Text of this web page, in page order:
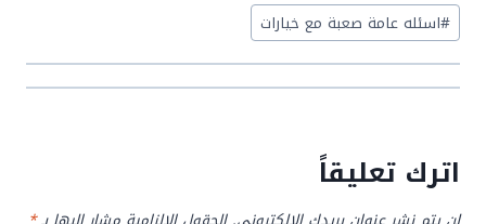
#اسئله عامة صعبة مع خيارات
اترك تعليقاً